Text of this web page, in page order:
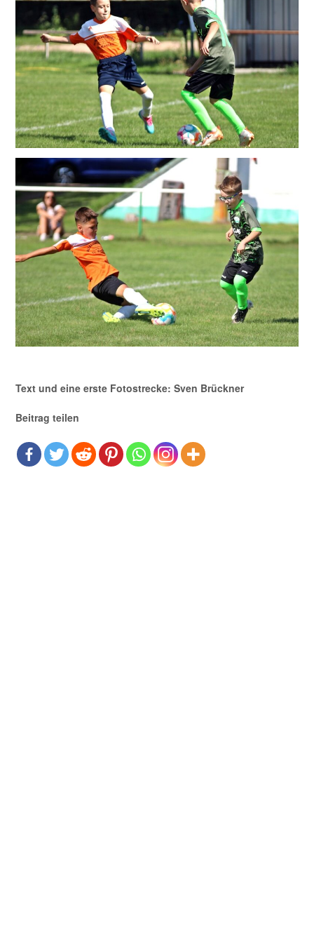
Text und eine erste Fotostrecke: Sven Brückner
Beitrag teilen